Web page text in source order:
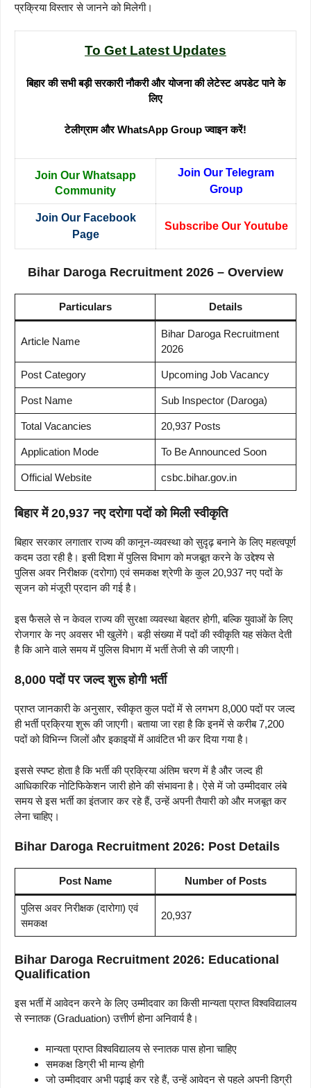
प्रक्रिया विस्तार से जानने को मिलेगी।
To Get Latest Updates
बिहार की सभी बड़ी सरकारी नौकरी और योजना की लेटेस्ट अपडेट पाने के
लिए
टेलीग्राम और WhatsApp Group ज्वाइन करें!
Join Our Whatsapp
Community
Join Our Telegram
Group
Join Our Facebook
Page
Subscribe Our Youtube
Bihar Daroga Recruitment 2026 – Overview
Particulars Details
Article Name
Bihar Daroga Recruitment
2026
Post Category Upcoming Job Vacancy
Post Name Sub Inspector (Daroga)
Total Vacancies 20,937 Posts
Application Mode To Be Announced Soon
Official Website csbc.bihar.gov.in
बिहार में 20,937 नए दरोगा पदों को मिली स्वीकृति
बिहार सरकार लगातार राज्य की कानून-व्यवस्था को सुदृढ़ बनाने के लिए महत्वपूर्ण
कदम उठा रही है। इसी दिशा में पुलिस विभाग को मजबूत करने के उद्देश्य से
पुलिस अवर निरीक्षक (दरोगा) एवं समकक्ष श्रेणी के कुल 20,937 नए पदों के
सृजन को मंजूरी प्रदान की गई है।
इस फैसले से न केवल राज्य की सुरक्षा व्यवस्था बेहतर होगी, बल्कि युवाओं के लिए
रोजगार के नए अवसर भी खुलेंगे। बड़ी संख्या में पदों की स्वीकृति यह संकेत देती
है कि आने वाले समय में पुलिस विभाग में भर्ती तेजी से की जाएगी।
8,000 पदों पर जल्द शुरू होगी भर्ती
प्राप्त जानकारी के अनुसार, स्वीकृत कुल पदों में से लगभग 8,000 पदों पर जल्द
ही भर्ती प्रक्रिया शुरू की जाएगी। बताया जा रहा है कि इनमें से करीब 7,200
पदों को विभिन्न जिलों और इकाइयों में आवंटित भी कर दिया गया है।
इससे स्पष्ट होता है कि भर्ती की प्रक्रिया अंतिम चरण में है और जल्द ही
आधिकारिक नोटिफिकेशन जारी होने की संभावना है। ऐसे में जो उम्मीदवार लंबे
समय से इस भर्ती का इंतजार कर रहे हैं, उन्हें अपनी तैयारी को और मजबूत कर
लेना चाहिए।
Bihar Daroga Recruitment 2026: Post Details
Post Name Number of Posts
पुलिस अवर निरीक्षक (दारोगा) एवं
समकक्ष
20,937
Bihar Daroga Recruitment 2026: Educational
Qualification
इस भर्ती में आवेदन करने के लिए उम्मीदवार का किसी मान्यता प्राप्त विश्वविद्यालय
से स्नातक (Graduation) उत्तीर्ण होना अनिवार्य है।
मान्यता प्राप्त विश्वविद्यालय से स्नातक पास होना चाहिए
समकक्ष डिग्री भी मान्य होगी
जो उम्मीदवार अभी पढ़ाई कर रहे हैं, उन्हें आवेदन से पहले अपनी डिग्री